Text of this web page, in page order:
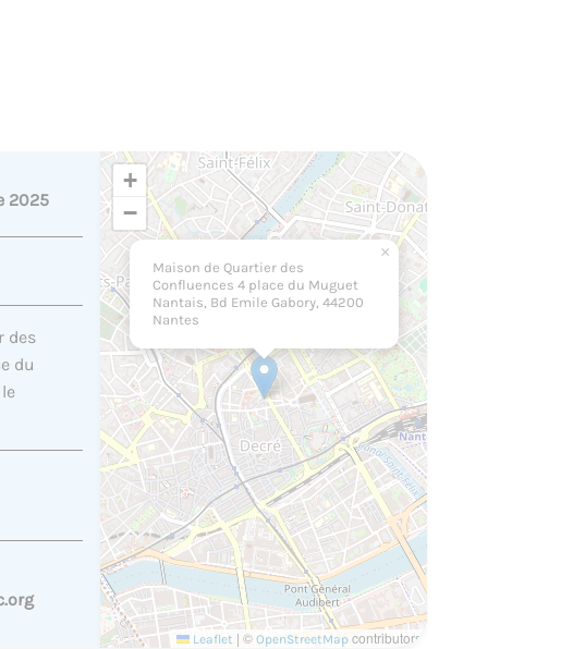
2025
des
du
Maison de Quartier des
Confluences 4 place du Muguet
Nantais, Bd Emile Gabory, 44200
Nantes
×
+
−
Leaflet | © OpenStreetMapcontributors